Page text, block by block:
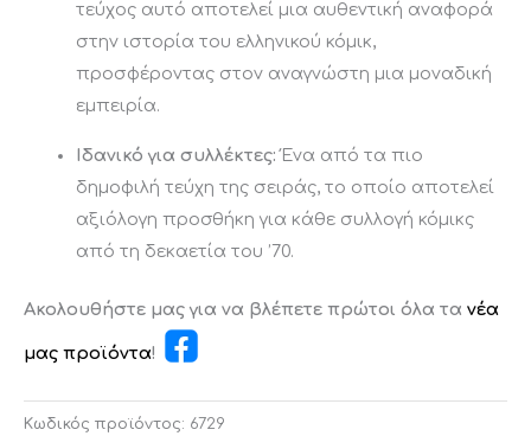
τεύχος αυτό αποτελεί μια αυθεντική αναφορά
στην ιστορία του ελληνικού κόμικ,
προσφέροντας στον αναγνώστη μια μοναδική
εμπειρία.
Ιδανικό για συλλέκτες:Ένα από τα πιο
δημοφιλή τεύχη της σειράς, το οποίο αποτελεί
αξιόλογη προσθήκη για κάθε συλλογή κόμικς
από τη δεκαετία του ’70.
Ακολουθήστε μας για να βλέπετε πρώτοι όλα τα νέα
μας προϊόντα!
Κωδικός προϊόντος: 6729